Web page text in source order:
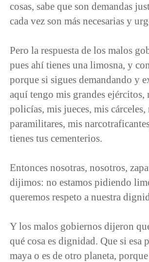
cosas, sabe que son demandas
cada vez son más necesarias y
Pero la respuesta de los malos
pues ahí tienes una limosna, y
porque si sigues demandando y
aquí tengo mis grandes ejércitos,
policías, mis jueces, mis cárceles,
paramilitares, mis
tienes tus cementerios.
Entonces nosotras, nosotros,
dijimos: no estamos pidiendo
queremos respeto a nuestra
Y los malos gobiernos dijeron
qué cosa es dignidad. Que si esa
maya o es de otro planeta, porque